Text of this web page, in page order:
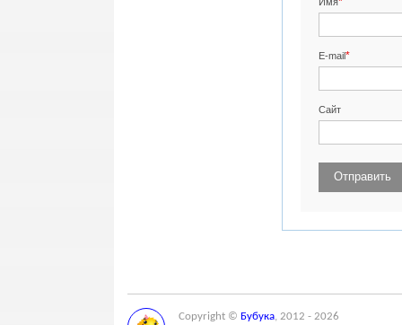
E-mail*
Сайт
Copyright © Бубука, 2012 - 2026